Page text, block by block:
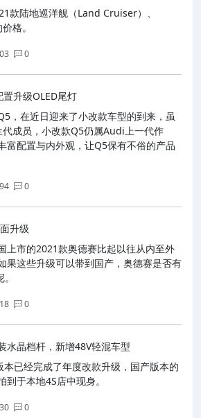
款陆地巡洋舰（Land Cruiser）、
格。
0
升级OLED尾灯
，在近日迎来了小改款车型的到来，虽
成员，小改款Q5仍属Audi上一代作
富配置与内外观，让Q5保有不俗的产品
0
升级
上市的2021款奥德赛比起以往从内至外
果这些升级可以带到国产，奥德赛是否有
0
水晶档杆，新增48V轻混车型
本已经完成了年度改款升级，国产版本的
于本地4S店中现身。
0